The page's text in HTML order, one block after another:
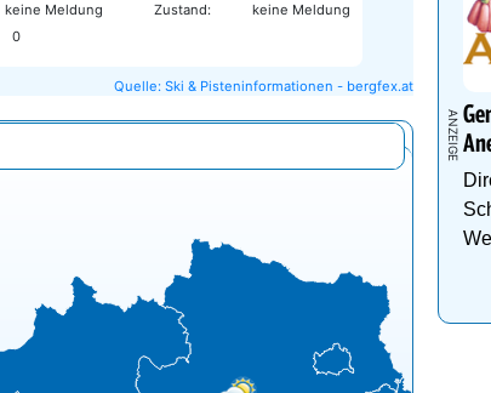
keine Meldung
0
Zustand:
keine Meldung
Quelle: Ski & Pisteninformationen - bergfex.at